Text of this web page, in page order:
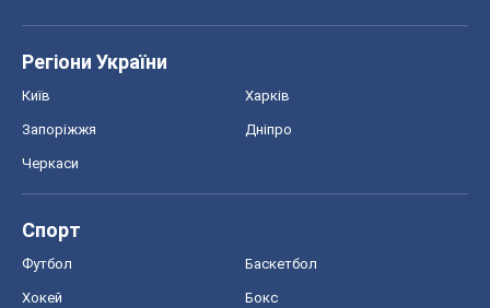
Регіони України
Київ Харків
Запоріжжя Дніпро
Черкаси
Спорт
Футбол Баскетбол
Хокей Бокс